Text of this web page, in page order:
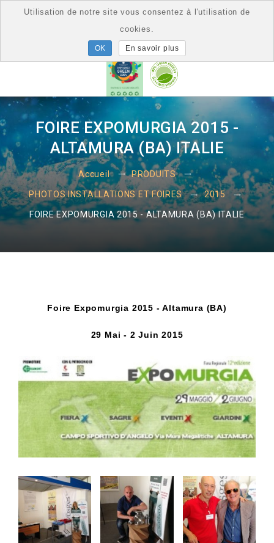
FOIRE EXPOMURGIA 2015 -
ALTAMURA (BA) ITALIE
Accueil PRODUITS
PHOTOS INSTALLATIONS ET FOIRES 2015
FOIRE EXPOMURGIA 2015 - ALTAMURA (BA) ITALIE
Foire Expomurgia 2015 - Altamura (BA)
29 Mai - 2 Juin 2015
Utilisation de notre site vous consentez à l'utilisation de
cookies.
En savoir plus